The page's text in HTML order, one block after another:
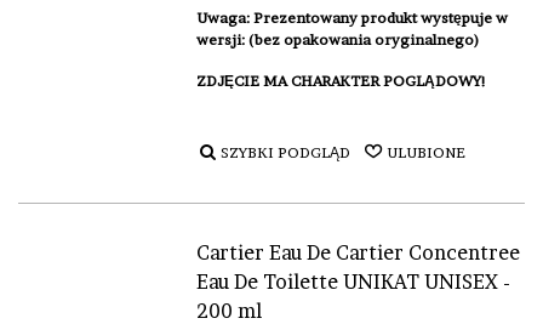
Uwaga: Prezentowany produkt występuje w
wersji: (bez opakowania oryginalnego)
ZDJĘCIE MA CHARAKTER POGLĄDOWY!
SZYBKI PODGLĄD ULUBIONE
Cartier Eau De Cartier Concentree
Eau De Toilette UNIKAT UNISEX -
200 ml